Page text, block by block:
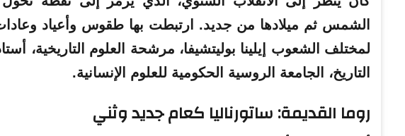
الشمس ثم ميلادها من جديد. ارتبطت بها طقوس وأعياد
لمختلف الشعوب
إيلينا بوليتشيفا، مرشحة العلوم التاريخية،
التاريخ، الجامعة الروسية الحكومية للعلوم الإنسانية.
روما القديمة: ساتورناليا كعام جديد وثني